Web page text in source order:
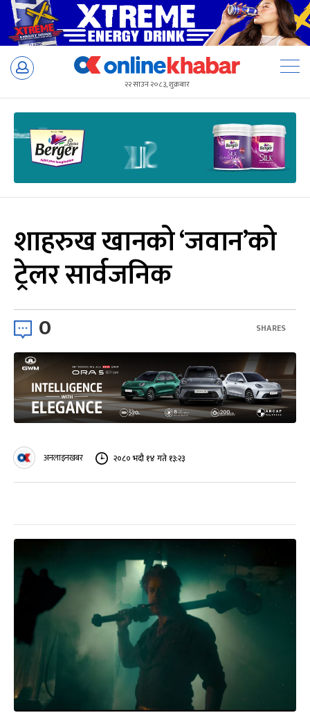
Skip
२२ साउन २०८३, शुक्रबार
शाहरुख खानको ‘जवान’को
ट्रेलर सार्वजनिक
0 SHARES
अनलाइनखबर २०८० भदौ १४ गते १३:२३